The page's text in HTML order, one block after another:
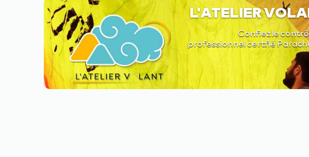
L'ATELIER
Confiez le
professionnel certfié